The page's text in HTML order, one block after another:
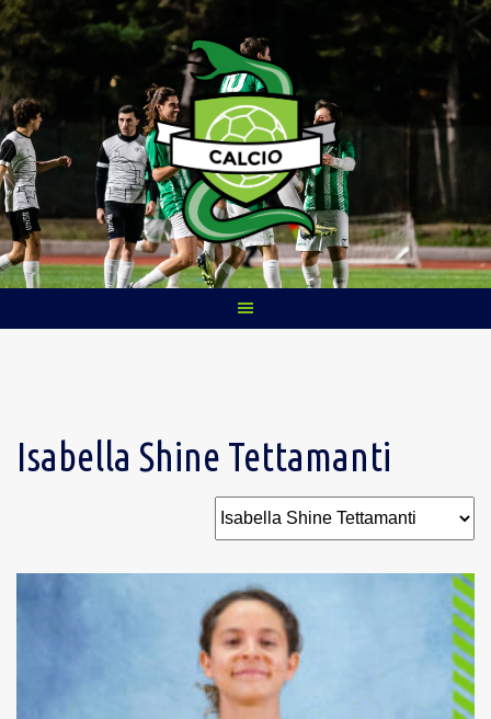
Skip
to
content
Isabella Shine Tettamanti